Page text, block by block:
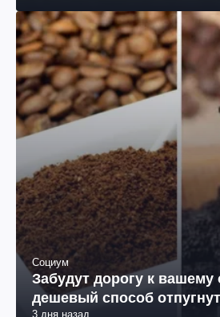
Социум
Забудут дорогу к вашему
дешевый способ
3 дня назад